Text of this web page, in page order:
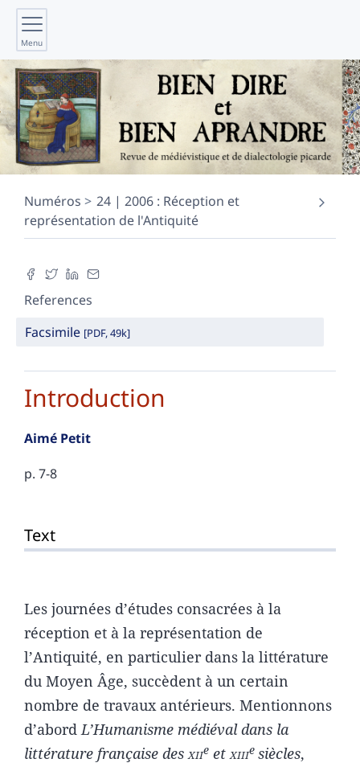
Menu
Numéros
24 | 2006 : Réception et
représentation de l'Antiquité
References
Facsimile [PDF, 49k]
Introduction
Aimé Petit
p. 7-8
References
Author
Text
Les journées d’études consacrées à la
réception et à la représentation de
l’Antiquité, en particulier dans la littérature
du Moyen Âge, succèdent à un certain
nombre de travaux antérieurs. Mentionnons
d’abordL’Humanisme médiéval dans la
littérature française desxiie etxiiie siècles,